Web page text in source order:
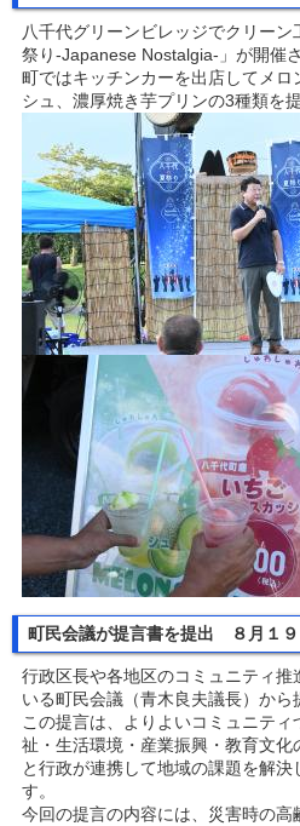
八千代グリーンビレッジでクリー
祭り-Japanese Nostalgia-」が開催
町ではキッチンカーを出店してメロ
シュ、濃厚焼き芋プリンの3種類を
町民会議が提言書を提出 ８月１９
行政区長や各地区のコミュニティ
いる町民会議（青木良夫議長）から
この提言は、よりよいコミュニテ
祉・生活環境・産業振興・教育文
と行政が連携して地域の課題を解決
す。
今回の提言の内容には、災害時の